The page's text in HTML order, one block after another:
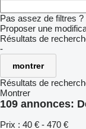
Pas assez de filtres ?
Proposer une
Résultats de
-
montrer
Résultats de
Montrer
109 annonces:
Prix : 40 € - 470 €